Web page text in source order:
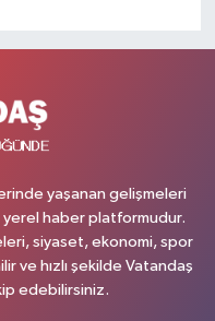
yaşanan gelişmeleri
yerel haber platformudur.
siyaset, ekonomi, spor
ve hızlı şekilde Vatandaş
edebilirsiniz.